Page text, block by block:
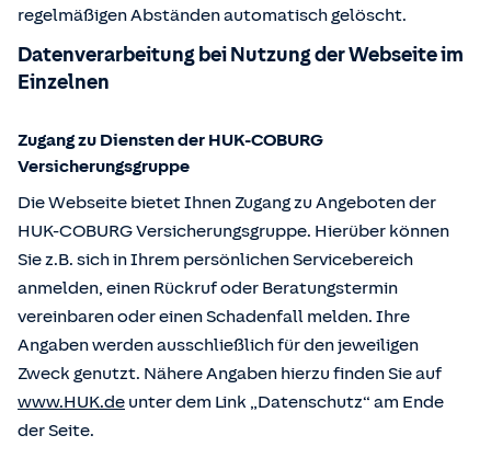
regelmäßigen Abständen automatisch gelöscht.
Datenverarbeitung bei Nutzung der Webseite im
Einzelnen
Zugang zu Diensten der HUK-COBURG
Versicherungsgruppe
Die Webseite bietet Ihnen Zugang zu Angeboten der
HUK-COBURG Versicherungsgruppe. Hierüber können
Sie z.B. sich in Ihrem persönlichen Servicebereich
anmelden, einen Rückruf oder Beratungstermin
vereinbaren oder einen Schadenfall melden. Ihre
Angaben werden ausschließlich für den jeweiligen
Zweck genutzt. Nähere Angaben hierzu finden Sie auf
www.HUK.de unter dem Link „Datenschutz“ am Ende
der Seite.